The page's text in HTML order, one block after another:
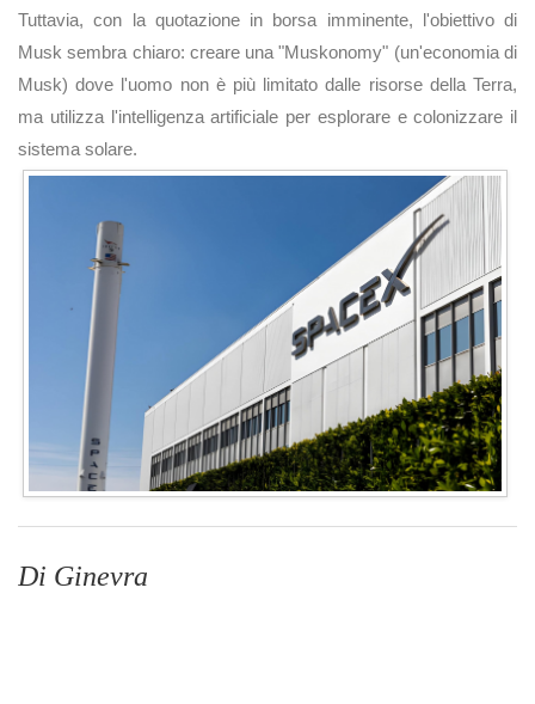
Tuttavia, con la quotazione in borsa imminente, l'obiettivo di
Musk sembra chiaro: creare una "Muskonomy" (un'economia di
Musk) dove l'uomo non è più limitato dalle risorse della Terra,
ma utilizza l'intelligenza artificiale per esplorare e colonizzare il
sistema solare.
Di Ginevra